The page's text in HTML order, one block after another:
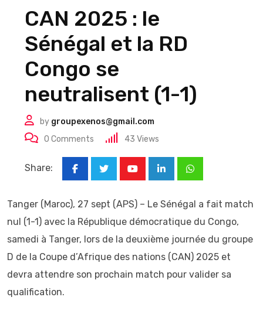
CAN 2025 : le
Sénégal et la RD
Congo se
neutralisent (1-1)
by groupexenos@gmail.com
0 Comments 43 Views
Share:
LinkedInWhatsapp
Tanger (Maroc), 27 sept (APS) – Le Sénégal a fait match
nul (1-1) avec la République démocratique du Congo,
samedi à Tanger, lors de la deuxième journée du groupe
D de la Coupe d’Afrique des nations (CAN) 2025 et
devra attendre son prochain match pour valider sa
qualification.